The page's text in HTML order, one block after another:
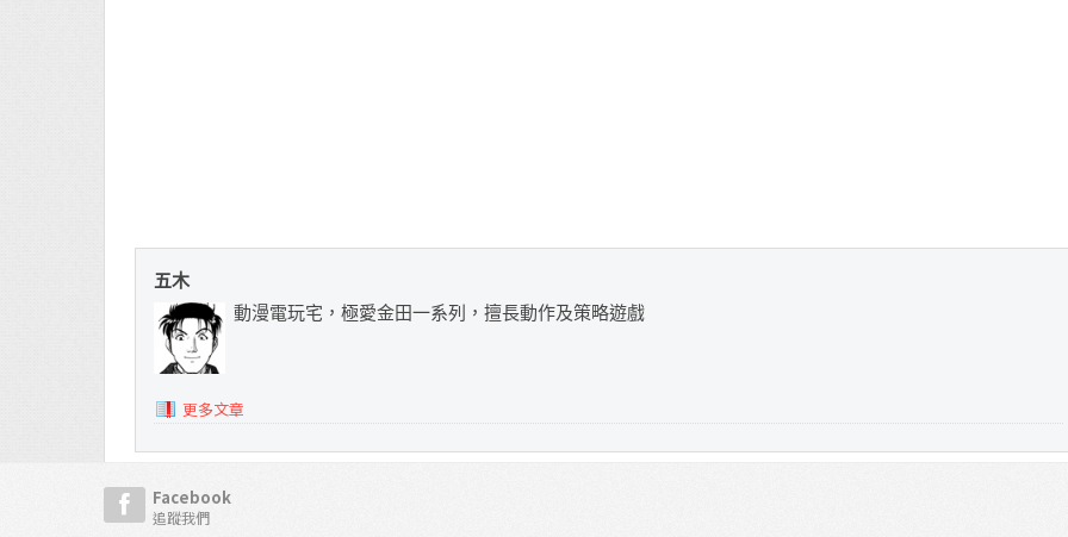
五木
動漫電玩宅，極愛金田一系列，擅長動作及策略遊戲
更多文章
Facebook
追蹤我們